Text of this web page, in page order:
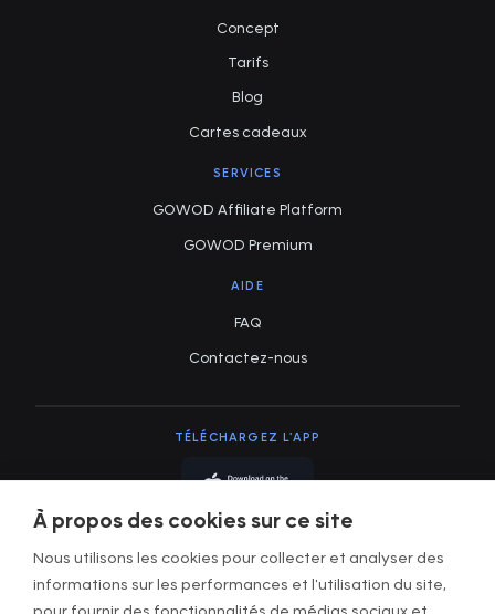
À propos des cookies sur ce site
Nous utilisons les cookies pour collecter et analyser des
informations sur les performances et l'utilisation du site,
Concept
Tarifs
Blog
Cartes cadeaux
SERVICES
GOWOD Affiliate Platform
GOWOD Premium
AIDE
FAQ
Contactez-nous
TÉLÉCHARGEZ L'APP